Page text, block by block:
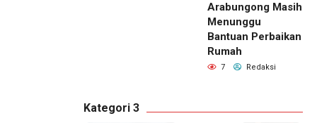
Arabungong Masih
Menunggu
Bantuan Perbaikan
Rumah
7 Redaksi
Kategori 3